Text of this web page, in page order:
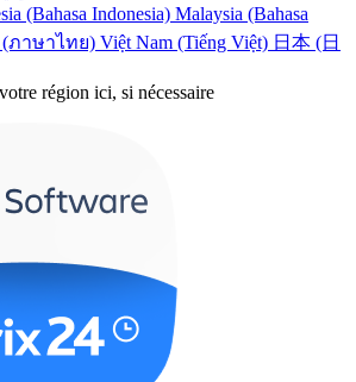
(Bahasa Indonesia) Malaysia (Bahasa
ภาษาไทย) Việt Nam (Tiếng Việt) 日本 (日
région ici, si nécessaire